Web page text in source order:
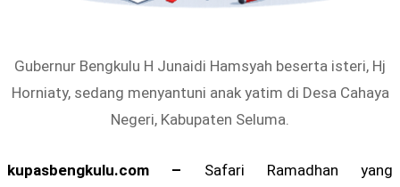
Gubernur Bengkulu H Junaidi Hamsyah beserta isteri, Hj
Horniaty, sedang menyantuni anak yatim di Desa Cahaya
Negeri, Kabupaten Seluma.
kupasbengkulu.com – Safari Ramadhan yang